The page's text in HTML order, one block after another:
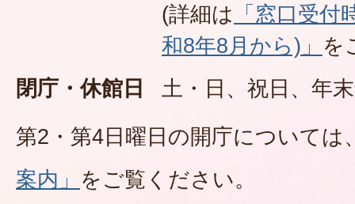
(詳細は 「窓口受
和8年8月から)」 を
閉庁・休館日
土・日、祝日、年
第2・第4日曜日の開庁については
案内」 をご覧ください。